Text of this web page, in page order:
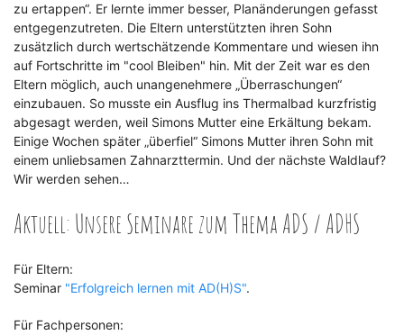
zu ertappen“. Er lernte immer besser, Planänderungen gefasst
entgegenzutreten. Die Eltern unterstützten ihren Sohn
zusätzlich durch wertschätzende Kommentare und wiesen ihn
auf Fortschritte im "cool Bleiben" hin. Mit der Zeit war es den
Eltern möglich, auch unangenehmere „Überraschungen“
einzubauen. So musste ein Ausflug ins Thermalbad kurzfristig
abgesagt werden, weil Simons Mutter eine Erkältung bekam.
Einige Wochen später „überfiel“ Simons Mutter ihren Sohn mit
einem unliebsamen Zahnarzttermin. Und der nächste Waldlauf?
Wir werden sehen…
Aktuell: Unsere Seminare zum Thema ADS / ADHS
Für Eltern:
Seminar "Erfolgreich lernen mit AD(H)S".
Für Fachpersonen: